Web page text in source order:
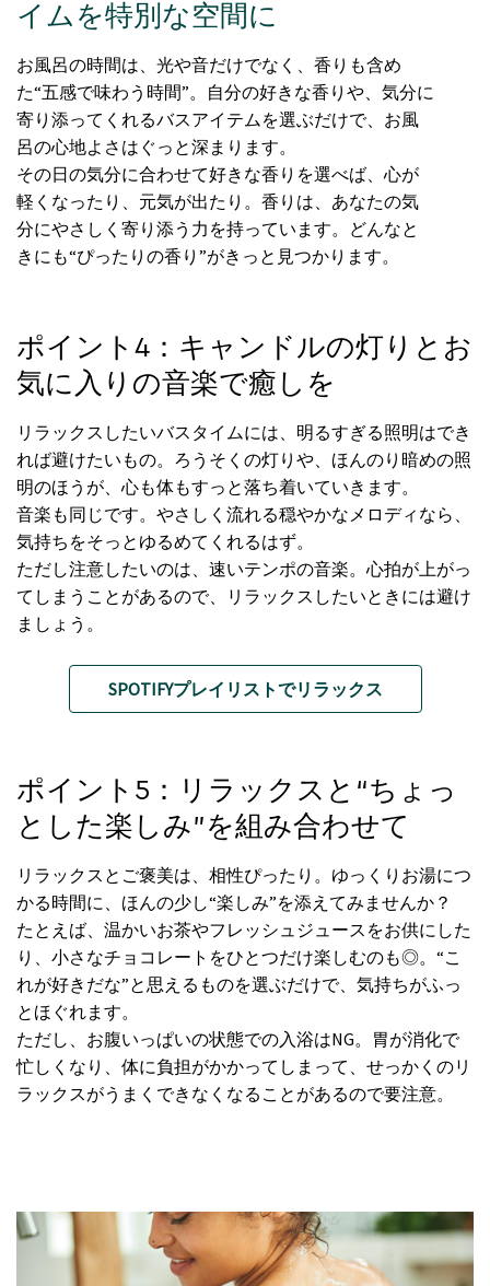
イムを特別な空間に
お風呂の時間は、光や音だけでなく、香りも含め
た“五感で味わう時間”。自分の好きな香りや、気分に
寄り添ってくれるバスアイテムを選ぶだけで、お風
呂の心地よさはぐっと深まります。
その日の気分に合わせて好きな香りを選べば、心が
軽くなったり、元気が出たり。香りは、あなたの気
分にやさしく寄り添う力を持っています。どんなと
きにも“ぴったりの香り”がきっと見つかります。
ポイント4：キャンドルの灯りとお
気に入りの音楽で癒しを
リラックスしたいバスタイムには、明るすぎる照明はでき
れば避けたいもの。ろうそくの灯りや、ほんのり暗めの照
明のほうが、心も体もすっと落ち着いていきます。
音楽も同じです。やさしく流れる穏やかなメロディなら、
気持ちをそっとゆるめてくれるはず。
ただし注意したいのは、速いテンポの音楽。心拍が上がっ
てしまうことがあるので、リラックスしたいときには避け
ましょう。
SPOTIFYプレイリストでリラックス
ポイント5：リラックスと“ちょっ
とした楽しみ”を組み合わせて
リラックスとご褒美は、相性ぴったり。ゆっくりお湯につ
かる時間に、ほんの少し“楽しみ”を添えてみませんか？
たとえば、温かいお茶やフレッシュジュースをお供にした
り、小さなチョコレートをひとつだけ楽しむのも◎。“こ
れが好きだな”と思えるものを選ぶだけで、気持ちがふっ
とほぐれます。
ただし、お腹いっぱいの状態での入浴はNG。胃が消化で
忙しくなり、体に負担がかかってしまって、せっかくのリ
ラックスがうまくできなくなることがあるので要注意。